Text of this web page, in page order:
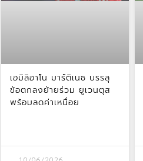
เอมิลิอาโน มาร์ติเนซ บรรลุ
ข้อตกลงย้ายร่วม ยูเวนตุส
พร้อมลดค่าเหนื่อย
10/06/2026